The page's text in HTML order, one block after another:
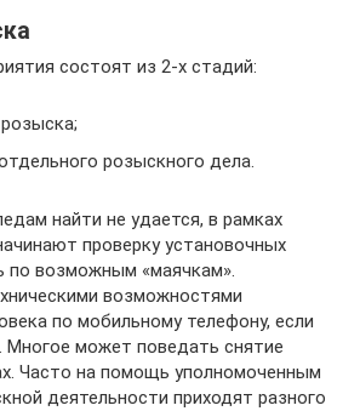
состоят из 2-х стадий:
розыскного дела.
найти не удается, в рамках
проверку установочных
по возможным «маячкам».
возможностями
по мобильному телефону, если
Многое может поведать снятие
Часто на помощь уполномоченным
деятельности приходят разного